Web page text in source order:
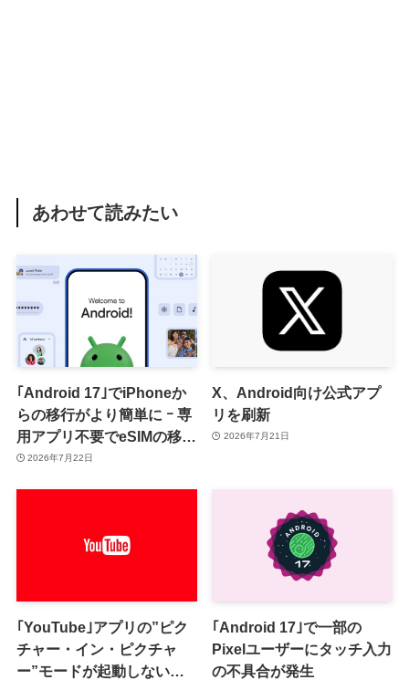
あわせて読みたい
｢Android 17｣でiPhoneか
らの移行がより簡単に ｰ 専
用アプリ不要でeSIMの移行
にも対応
2026年7月22日
X、Android向け公式アプ
リを刷新
2026年7月21日
｢YouTube｣アプリの”ピク
チャー・イン・ピクチャ
ー”モードが起動しない問
｢Android 17｣で一部の
Pixelユーザーにタッチ入力
の不具合が発生